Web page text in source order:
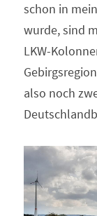
schon in
wurde, sind
LKW-
also noch